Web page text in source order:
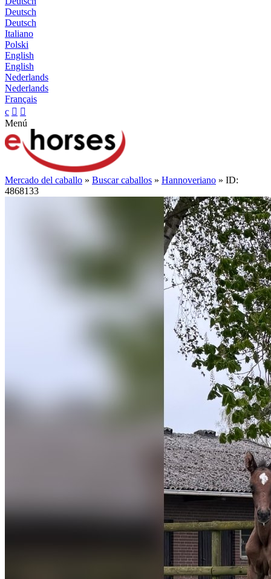
Deutsch
Deutsch
Italiano
Polski
English
English
Nederlands
Nederlands
Français
c  
Menú
Mercado del caballo » Buscar caballos » Hannoveriano » ID:
4868133